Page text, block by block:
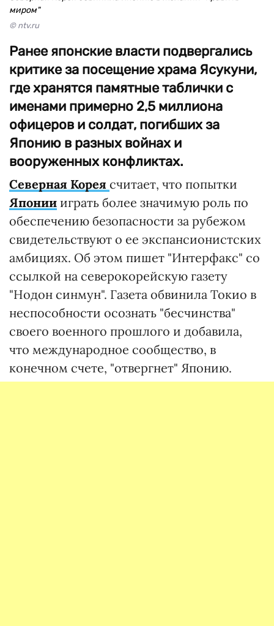
миром"
© ntv.ru
Ранее японские власти подвергались
критике за посещение храма Ясукуни,
где хранятся памятные таблички с
именами примерно 2,5 миллиона
офицеров и солдат, погибших за
Японию в разных войнах и
вооруженных конфликтах.
Северная Корея считает, что попытки
Японии играть более значимую роль по
обеспечению безопасности за рубежом
свидетельствуют о ее экспансионистских
амбициях. Об этом пишет "Интерфакс" со
ссылкой на северокорейскую газету
"Нодон синмун". Газета обвинила Токио в
неспособности осознать "бесчинства"
своего военного прошлого и добавила,
что международное сообщество, в
конечном счете, "отвергнет" Японию.